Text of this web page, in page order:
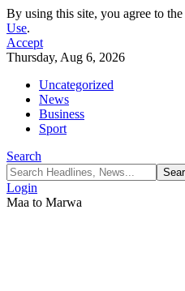
By using this site, you agree to the
Use.
Accept
Thursday, Aug 6, 2026
Uncategorized
News
Business
Sport
Search
Login
Maa to Marwa